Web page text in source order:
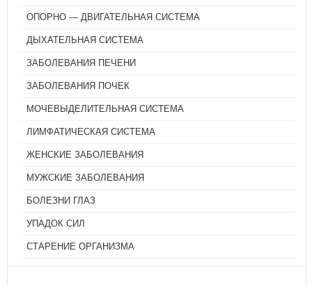
ОПОРНО — ДВИГАТЕЛЬНАЯ СИСТЕМА
ДЫХАТЕЛЬНАЯ СИСТЕМА
ЗАБОЛЕВАНИЯ ПЕЧЕНИ
ЗАБОЛЕВАНИЯ ПОЧЕК
МОЧЕВЫДЕЛИТЕЛЬНАЯ СИСТЕМА
ЛИМФАТИЧЕСКАЯ СИСТЕМА
ЖЕНСКИЕ ЗАБОЛЕВАНИЯ
МУЖСКИЕ ЗАБОЛЕВАНИЯ
БОЛЕЗНИ ГЛАЗ
УПАДОК СИЛ
СТАРЕНИЕ ОРГАНИЗМА